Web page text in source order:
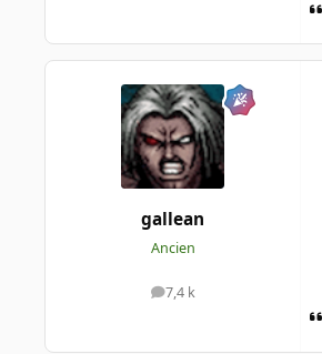
gallean
Ancien
7,4 k
messages